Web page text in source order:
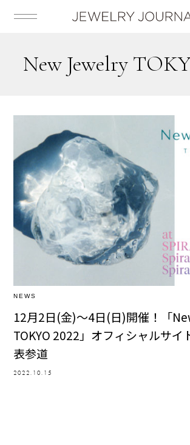
New Jewelry
NEWS
12月2日(金)～4日(日)開催！「
TOKYO 2022」オフィシャルサイ
表参道
2022.10.15